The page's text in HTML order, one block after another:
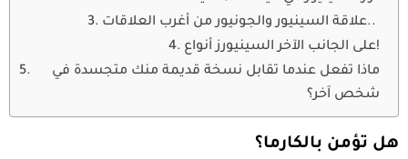
علاقة السينيور والجونيور من أغرب العلاقات..
على الجانب الآخر السينيورز أنواع!
ماذا تفعل عندما تقابل نسخة قديمة منك متجسدة في
شخص آخر؟
هل تؤمن بالكارما؟